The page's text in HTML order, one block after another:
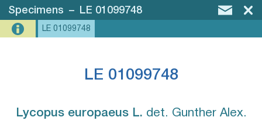
Specimens – LE 01099748
LE 01099748
LE 01099748
Lycopus europaeus L.⁣ det. Gunther Alex.